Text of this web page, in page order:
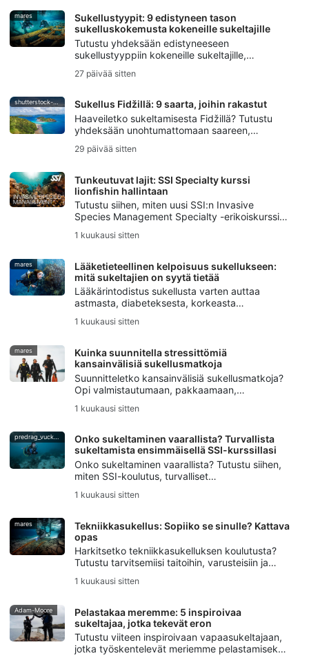
elossa.
mares
Sukellustyypit: 9 edistyneen tason
sukelluskokemusta kokeneille sukeltajille
Tutustu yhdeksään edistyneeseen
sukellustyyppiin kokeneille sukeltajille,
luolasukellukseen, virtaussukellukseen,
sukellukseen ja vedenalaiseen valokuvaukseen.
27 päivää sitten
shutterstock-bell-davey-photography
Sukellus Fidžillä: 9 saarta, joihin rakastut
Haaveiletko sukeltamisesta Fidžillä? Tutustu
yhdeksään unohtumattomaan saareen,
maailmankuuluun härkähain
29 päivää sitten
Tunkeutuvat lajit: SSI Specialty kurssi
lionfishin hallintaan
Tutustu siihen, miten uusi SSI:n Invasive
Species Management Specialty -erikoiskurssi
hallitsemaan leijonakaloja vastuullisesti ja
1 kuukausi sitten
mares
Lääketieteellinen kelpoisuus sukellukseen:
mitä sukeltajien on syytä tietää
Lääkärintodistus sukellusta varten auttaa
astmasta, diabeteksesta, korkeasta
olevista sairauksista kärsiviä sukeltajia
1 kuukausi sitten
mares
Kuinka suunnitella stressittömiä
kansainvälisiä sukellusmatkoja
Suunnitteletko kansainvälisiä sukellusmatkoja?
Opi valmistautumaan, pakkaamaan,
välttämään yleisiä virheitä, jotta
1 kuukausi sitten
predrag_vuckovic
Onko sukeltaminen vaarallista? Turvallista
sukeltamista ensimmäisellä SSI-kurssillasi
Onko sukeltaminen vaarallista? Tutustu siihen,
miten SSI-koulutus, turvalliset
DiveAssure-vakuutus auttavat uusia sukeltajia
1 kuukausi sitten
mares
Tekniikkasukellus: Sopiiko se sinulle? Kattava
opas
Harkitsetko tekniikkasukelluksen koulutusta?
Tutustu tarvitsemiisi taitoihin, varusteisiin ja
SSI Extended Range -koulutus auttaa sinua
1 kuukausi sitten
Adam-Moore
Pelastakaa meremme: 5 inspiroivaa
sukeltajaa, jotka tekevät eron
Tutustu viiteen inspiroivaan vapaasukeltajaan,
jotka työskentelevät meriemme pelastamiseksi